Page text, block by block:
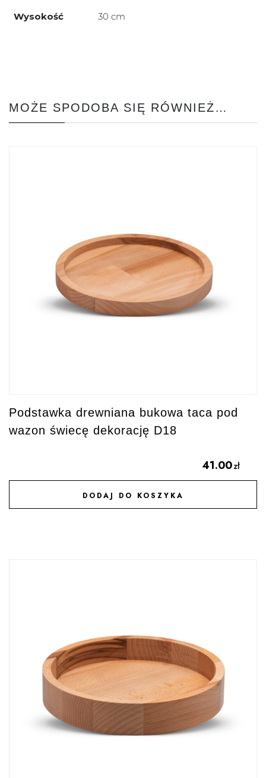
Wysokość
30 cm
MOŻE SPODOBA SIĘ RÓWNIEŻ…
Podstawka drewniana bukowa taca pod
wazon świecę dekorację D18
41.00zł
DODAJ DO KOSZYKA
DODAJ DO ULUBIONYCH